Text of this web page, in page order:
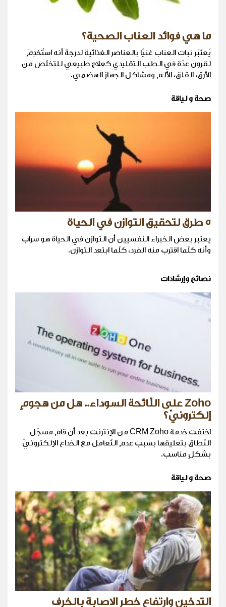
ما هي فوائد العناب الصحية؟
يُعتَبَر نبات العناب غنيًا بالعناصر الغذائية لدرجة أنه استُخدِمَ
لقرون عدّة في الطب التقليدي كعلاج طبيعي للتخلّص من
الأرق، القلق، الألم ومشاكل الجهاز الهضمي.
صحة و لياقة
٥ طرق لتحقيق التوازن في الحياة
يعتبر بعض الخبراء النفسيين أن التوازن في الحياة هو سراب
وأنه كلّما اقترب منه الفرد، كلّما ابتعد التوازن.
نصائح وإرشادات
Zoho على اللّائحة السوداء.. هل من هجومٍ
إلكترونيّ؟
اختفت خدمة CRM Zoho من الإنترنت بعد أن قام مسجّل
النّطاق بتعليقها بسبب عدم التّعامل مع الخداع الإلكترونيّ
بشكلٍ مناسب.
صحة و لياقة
التدخين وارتفاع خطر الاصابة بالخرف